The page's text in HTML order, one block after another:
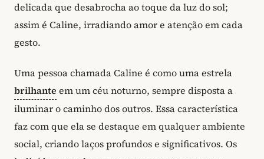
delicada que desabrocha ao toque da luz do sol;
assim é Caline, irradiando amor e atenção em cada
gesto.
Uma pessoa chamada Caline é como uma estrela
brilhante em um céu noturno, sempre disposta a
iluminar o caminho dos outros. Essa característica
faz com que ela se destaque em qualquer ambiente
social, criando laços profundos e significativos. Os